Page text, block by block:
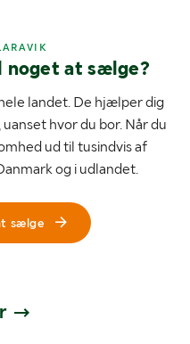
noget at sælge?
landet. De hjælper dig
hvor du bor. Når du
ud til tusindvis af
og i udlandet.
sælge